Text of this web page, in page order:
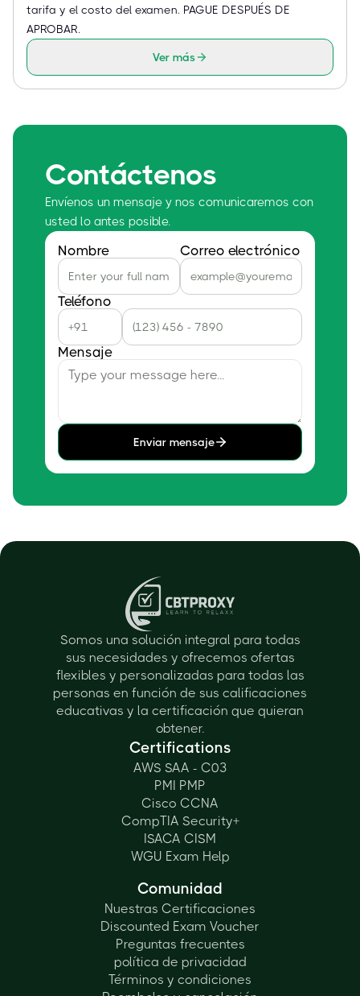
tarifa y el costo del examen. PAGUE DESPUÉS DE
APROBAR.
Ver más
Contáctenos
Envíenos un mensaje y nos comunicaremos con
usted lo antes posible.
Nombre Correo electrónico
Teléfono
Mensaje
Enviar mensaje
Somos una solución integral para todas
sus necesidades y ofrecemos ofertas
flexibles y personalizadas para todas las
personas en función de sus calificaciones
educativas y la certificación que quieran
obtener.
Certifications
AWS SAA - C03
PMI PMP
Cisco CCNA
CompTIA Security+
ISACA CISM
WGU Exam Help
Comunidad
Nuestras Certificaciones
Discounted Exam Voucher
Preguntas frecuentes
política de privacidad
Términos y condiciones